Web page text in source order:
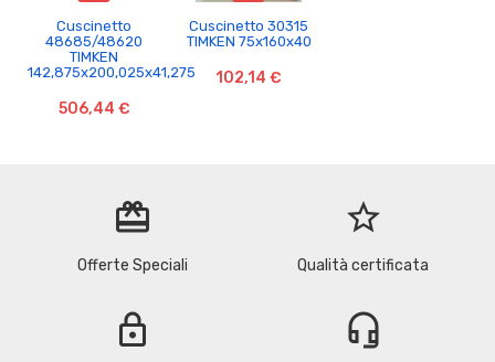
Cuscinetto
48685/48620
TIMKEN
142,875x200,025x41,275
506,44 €
Cuscinetto 30315
TIMKEN 75x160x40
102,14 €
redeem
Offerte Speciali
star_border
Qualità certificata
lock headset_mic